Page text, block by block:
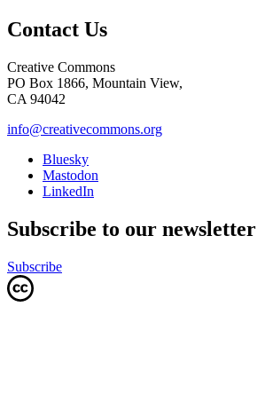
Contact Us
Creative Commons
PO Box 1866, Mountain View,
CA 94042
info@creativecommons.org
Bluesky
Mastodon
LinkedIn
Subscribe to our newsletter
Subscribe